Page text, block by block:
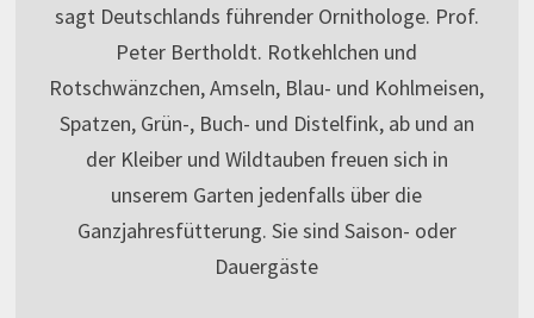
sagt Deutschlands führender Ornithologe. Prof.
Peter Bertholdt. Rotkehlchen und
Rotschwänzchen, Amseln, Blau- und Kohlmeisen,
Spatzen, Grün-, Buch- und Distelfink, ab und an
der Kleiber und Wildtauben freuen sich in
unserem Garten jedenfalls über die
Ganzjahresfütterung. Sie sind Saison- oder
Dauergäste